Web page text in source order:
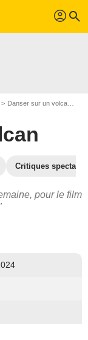
profil search
Danser sur un volcan
Critiques
pour le film